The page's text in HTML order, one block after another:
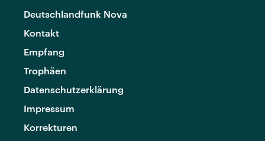
Deutschlandfunk Nova
Kontakt
Empfang
Trophäen
Datenschutzerklärung
Impressum
Korrekturen